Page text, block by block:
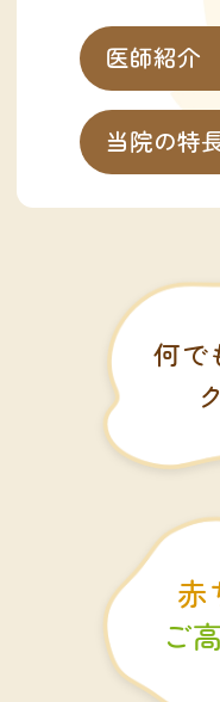
医師紹介
当院の特
何で
赤
ご